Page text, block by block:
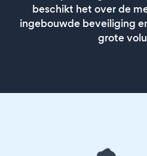
beschikt het over de
ingebouwde beveiliging
grote